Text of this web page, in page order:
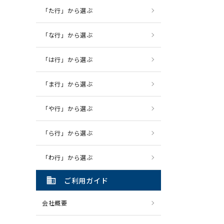
「た行」から選ぶ
「な行」から選ぶ
「は行」から選ぶ
「ま行」から選ぶ
「や行」から選ぶ
「ら行」から選ぶ
「わ行」から選ぶ
domain ご利用ガイド
会社概要